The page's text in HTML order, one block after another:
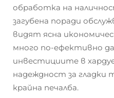
обработка на
загубена поради
видят ясна
много по-ефективно
инвестициите в
надеждност за гладки
крайна печалба.